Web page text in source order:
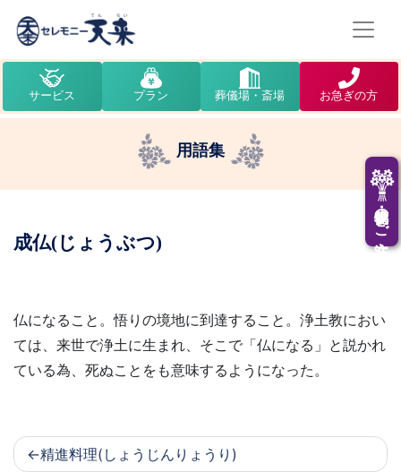
供花・供物のご注文
サービス プラン 葬儀場・斎場 お急ぎの方
用語集
成仏(じょうぶつ)
仏になること。悟りの境地に到達すること。浄土教におい
ては、来世で浄土に生まれ、そこで「仏になる」と説かれ
ている為、死ぬことをも意味するようになった。
精進料理(しょうじんりょうり)